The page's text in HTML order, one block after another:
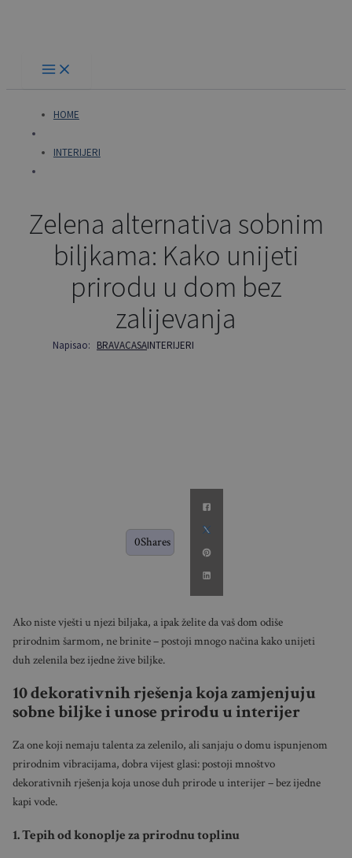
HOME
INTERIJERI
Zelena alternativa sobnim
biljkama: Kako unijeti
prirodu u dom bez
zalijevanja
Napisao: BRAVACASAINTERIJERI
0Shares
Ako niste vješti u njezi biljaka, a ipak želite da vaš dom odiše
prirodnim šarmom, ne brinite – postoji mnogo načina kako unijeti
duh zelenila bez ijedne žive biljke.
10 dekorativnih rješenja koja zamjenjuju
sobne biljke i unose prirodu u interijer
Za one koji nemaju talenta za zelenilo, ali sanjaju o domu ispunjenom
prirodnim vibracijama, dobra vijest glasi: postoji mnoštvo
dekorativnih rješenja koja unose duh prirode u interijer – bez ijedne
kapi vode.
1. Tepih od konoplje za prirodnu toplinu